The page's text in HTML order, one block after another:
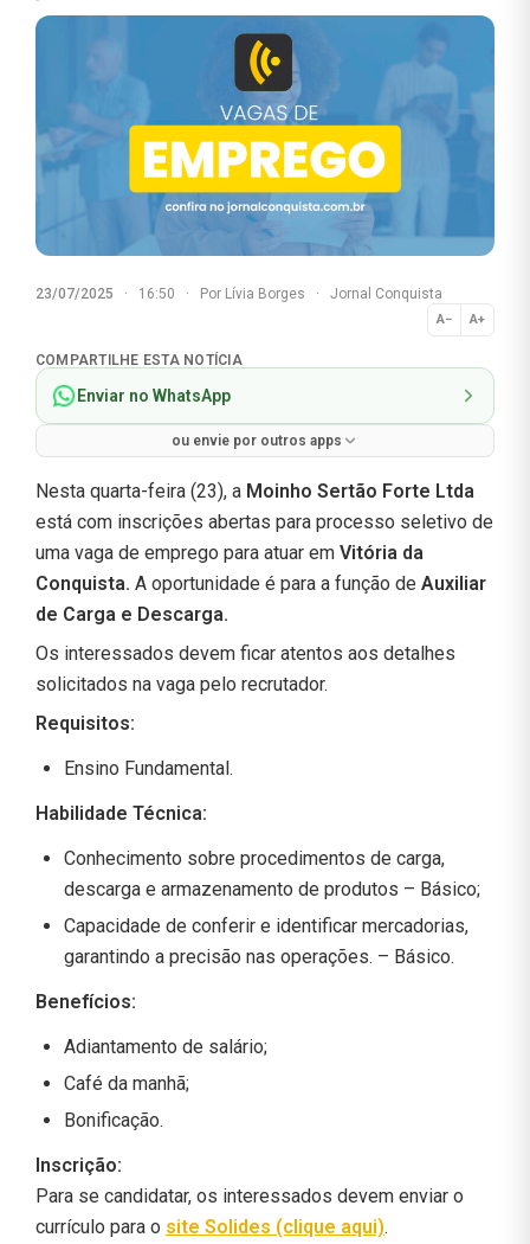
23/07/2025 · 16:50 · Por Lívia Borges · Jornal Conquista
A− A+
Normal
COMPARTILHE ESTA NOTÍCIA
Enviar no WhatsApp
ou envie por outros apps
Nesta quarta-feira (23), a Moinho Sertão Forte Ltda
está com inscrições abertas para processo seletivo de
uma vaga de emprego para atuar em Vitória da
Conquista. A oportunidade é para a função de Auxiliar
de Carga e Descarga.
Os interessados devem ficar atentos aos detalhes
solicitados na vaga pelo recrutador.
Requisitos:
Ensino Fundamental.
Habilidade Técnica:
Conhecimento sobre procedimentos de carga,
descarga e armazenamento de produtos – Básico;
Capacidade de conferir e identificar mercadorias,
garantindo a precisão nas operações. – Básico.
Benefícios:
Adiantamento de salário;
Café da manhã;
Bonificação.
Inscrição:
Para se candidatar, os interessados devem enviar o
currículo para o site Solides (clique aqui).